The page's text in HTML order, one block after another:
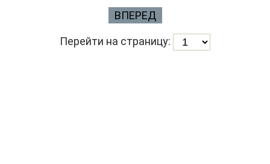
ВПЕРЕД
Перейти на страницу: